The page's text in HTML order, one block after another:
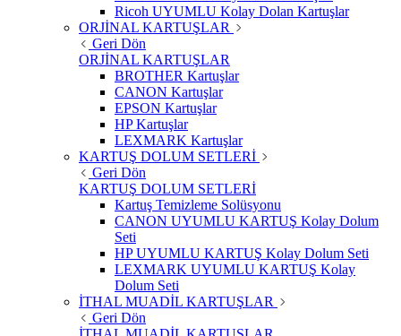
Ricoh UYUMLU Kolay Dolan Kartuşlar
ORJİNAL KARTUŞLAR
Geri Dön
ORJİNAL KARTUŞLAR
BROTHER Kartuşlar
CANON Kartuşlar
EPSON Kartuşlar
HP Kartuşlar
LEXMARK Kartuşlar
KARTUŞ DOLUM SETLERİ
Geri Dön
KARTUŞ DOLUM SETLERİ
Kartuş Temizleme Solüsyonu
CANON UYUMLU KARTUŞ Kolay Dolum
Seti
HP UYUMLU KARTUŞ Kolay Dolum Seti
LEXMARK UYUMLU KARTUŞ Kolay
Dolum Seti
İTHAL MUADİL KARTUŞLAR
Geri Dön